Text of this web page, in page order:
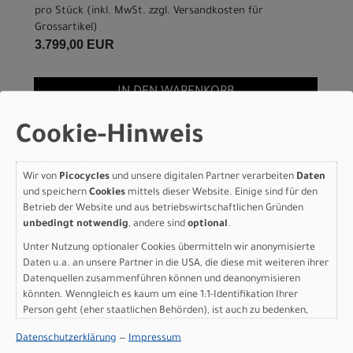
pro Stück (inkl. MwSt. zzgl. Versandkosten für
Grossartikel )
3.799,00 EUR
IN DEN WARENKORB
Specialized Aethos 2
Frameset - FACT 10r
Carbon SATIN NEBULA
METALLIC / BURNT GOLD
METALLIC 49
Modelljahr 2026
Nicht im Laden verfügbar - Jetzt anfragen!
Farbe: SATIN NEBULA METALLIC / BURNT GOLD METALLIC
Cookie-Hinweis
Wir von Picocycles und unsere digitalen Partner verarbeiten Daten
und speichern Cookies mittels dieser Website. Einige sind für den
Betrieb der Website und aus betriebswirtschaftlichen Gründen
unbedingt notwendig, andere sind optional.
Unter Nutzung optionaler Cookies übermitteln wir anonymisierte
Daten u.a. an unsere Partner in die USA, die diese mit weiteren ihrer
Datenquellen zusammenführen können und deanonymisieren
könnten. Wenngleich es kaum um eine 1:1-Identifikation Ihrer
Person geht (eher staatlichen Behörden), ist auch zu bedenken,
sind wie bei uns in der Europäischen Union.
Datenschutzerklärung — Impressum